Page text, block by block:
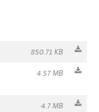
850.71 KB
4.57 MB
4.7 MB